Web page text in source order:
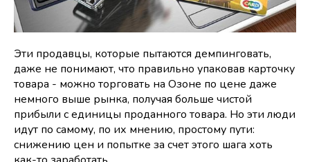
Эти продавцы, которые пытаются демпинговать,
даже не понимают, что правильно упаковав карточку
товара - можно торговать на Озоне по цене даже
немного выше рынка, получая больше чистой
прибыли с единицы проданного товара. Но эти люди
идут по самому, по их мнению, простому пути:
снижению цен и попытке за счет этого шага хоть